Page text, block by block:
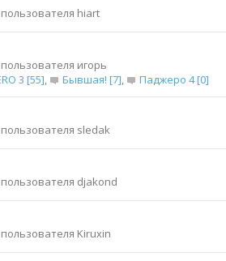
hiart
игорь
3 [55], Бывшая! [7], Паджеро 4 [0]
sledak
djakond
Kiruxin